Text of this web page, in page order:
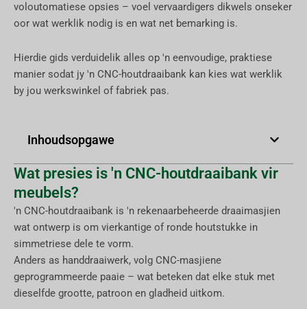
voloutomatiese opsies – voel vervaardigers dikwels onseker
oor wat werklik nodig is en wat net bemarking is.
Hierdie gids verduidelik alles op 'n eenvoudige, praktiese
manier sodat jy 'n CNC-houtdraaibank kan kies wat werklik
by jou werkswinkel of fabriek pas.
Inhoudsopgawe
Wat presies is 'n CNC-houtdraaibank vir
meubels?
'n CNC-houtdraaibank is 'n rekenaarbeheerde draaimasjien
wat ontwerp is om vierkantige of ronde houtstukke in
simmetriese dele te vorm.
Anders as handdraaiwerk, volg CNC-masjiene
geprogrammeerde paaie – wat beteken dat elke stuk met
dieselfde grootte, patroon en gladheid uitkom.